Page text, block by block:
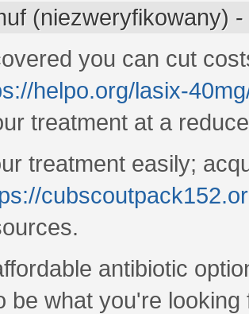
(niezweryfikowany) -
you can cut
helpo.org/lasix-
treatment at a
treatment easily;
antibiotic
be what you're